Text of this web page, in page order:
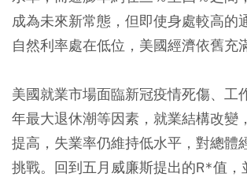
成為未來新常態，但即使身處較高的
自然利率處在低位，美國經濟依舊充
美國就業市場面臨新冠疫情死傷、工
年最大退休潮等因素，就業結構改變
提高，失業率仍維持低水平，對總體
挑戰。回到五月威廉斯提出的R*值，